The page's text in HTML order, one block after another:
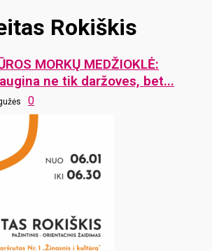
Rokiškis
MORKŲ MEDŽIOKLĖ:
ne tik daržoves, bet...
0